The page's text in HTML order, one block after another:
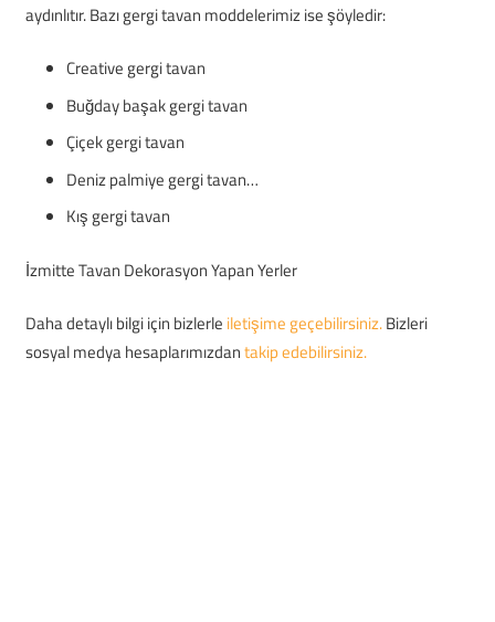
aydınlıtır. Bazı gergi tavan moddelerimiz ise şöyledir:
Creative gergi tavan
Buğday başak gergi tavan
Çiçek gergi tavan
Deniz palmiye gergi tavan…
Kış gergi tavan
İzmitte Tavan Dekorasyon Yapan Yerler
Daha detaylı bilgi için bizlerle iletişime geçebilirsiniz.Bizleri
sosyal medya hesaplarımızdantakip edebilirsiniz.